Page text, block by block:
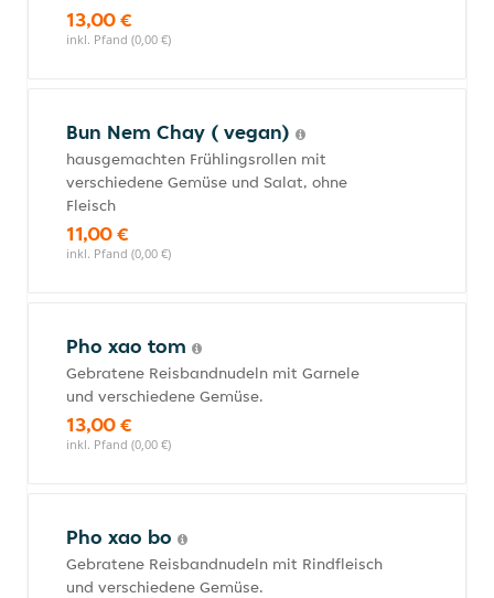
13,00 €
inkl. Pfand (0,00 €)
Bun Nem Chay ( vegan)
hausgemachten Frühlingsrollen mit
verschiedene Gemüse und Salat, ohne
Fleisch
11,00 €
inkl. Pfand (0,00 €)
Pho xao tom
Gebratene Reisbandnudeln mit Garnele
und verschiedene Gemüse.
13,00 €
inkl. Pfand (0,00 €)
Pho xao bo
Gebratene Reisbandnudeln mit Rindfleisch
und verschiedene Gemüse.